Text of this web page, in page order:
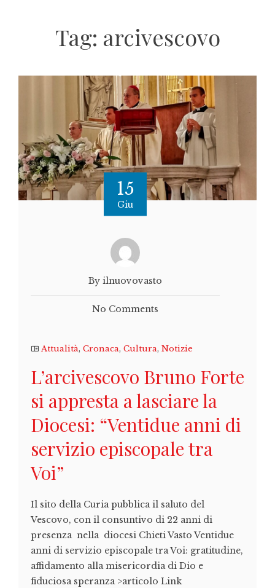
Tag: arcivescovo
15
Giu
By ilnuovovasto
No Comments
Attualità, Cronaca, Cultura, Notizie
L’arcivescovo Bruno Forte
si appresta a lasciare la
Diocesi: “Ventidue anni di
servizio episcopale tra
Voi”
Il sito della Curia pubblica il saluto del
Vescovo, con il consuntivo di 22 anni di
presenza nella diocesi Chieti Vasto Ventidue
anni di servizio episcopale tra Voi: gratitudine,
affidamento alla misericordia di Dio e
fiduciosa speranza >articolo Link